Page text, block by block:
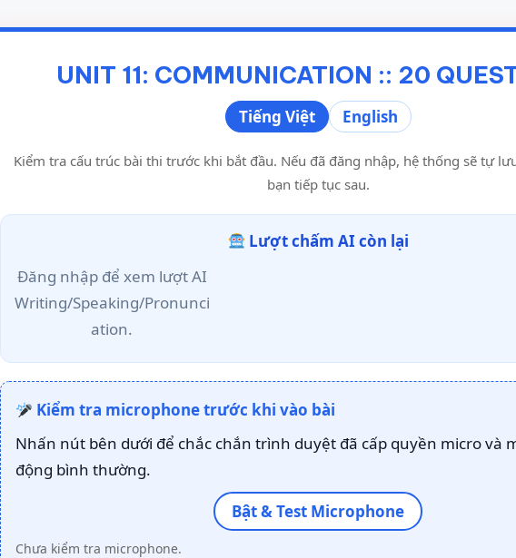
UNIT 11: COMMUNICATION :: 20
Tiếng Việt English
Kiểm tra cấu trúc bài thi trước khi bắt đầu. Nếu đã đăng nhập, hệ thống sẽ tự
bạn tiếp tục sau.
Lượt chấm AI còn lại
Đăng nhập để xem lượt AI
Writing/Speaking/Pronunci
ation.
Kiểm tra microphone trước khi vào bài
Nhấn nút bên dưới để chắc chắn trình duyệt đã cấp quyền micro và
động bình thường.
Bật & Test Microphone
Chưa kiểm tra microphone.